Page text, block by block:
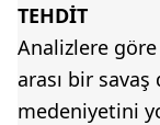
TEHDİT
Analizlere
arası bir
medeniyetini